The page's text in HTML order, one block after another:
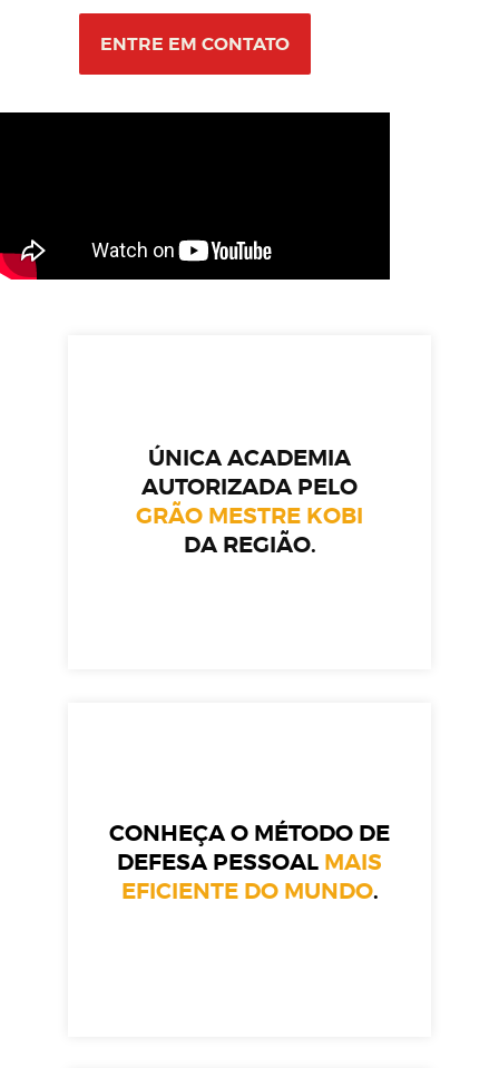
ENTRE EM CONTATO
ÚNICA ACADEMIA
AUTORIZADA PELO
GRÃO MESTRE KOBI
DA REGIÃO.
CONHEÇA O MÉTODO DE
DEFESA PESSOAL MAIS
EFICIENTE DO MUNDO.